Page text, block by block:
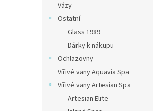
Vázy
Ostatní
Glass 1989
Dárky k nákupu
Ochlazovny
Vířivé vany Aquavia Spa
Vířivé vany Artesian Spa
Artesian Elite